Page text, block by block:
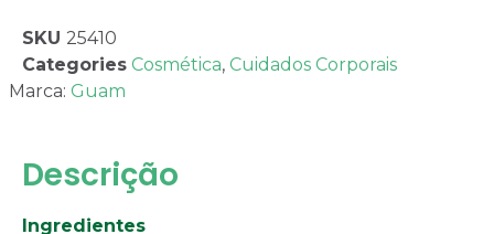
SKU 25410
Categories Cosmética, Cuidados Corporais
Marca: Guam
Descrição
Ingredientes